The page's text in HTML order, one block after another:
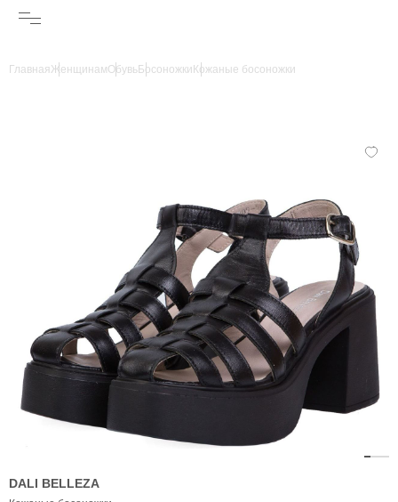
ГлавнаяЖенщинамОбувьБосоножки Кожаные босоножки
DALI BELLEZA